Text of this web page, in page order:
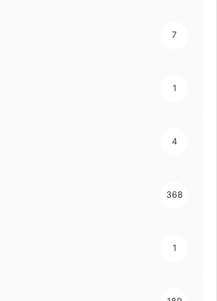
7
1
4
368
1